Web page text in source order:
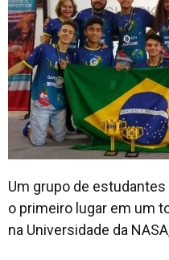
Contato
Um grupo de
o primeiro lugar em um
na Universidade da